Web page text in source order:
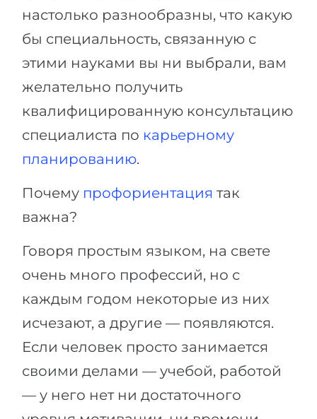
настолько разнообразны, что какую
бы специальность, связанную с
этими науками вы ни выбрали, вам
желательно получить
квалифицированную консультацию
специалиста по карьерному
планированию.
Почему профориентация так
важна?
Говоря простым языком, на свете
очень много профессий, но с
каждым годом некоторые из них
исчезают, а другие — появляются.
Если человек просто занимается
своими делами — учебой, работой
— у него нет ни достаточного